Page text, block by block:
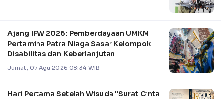
Ajang IFW 2026: Pemberdayaan UMKM
Pertamina Patra Niaga Sasar Kelompok
Disabilitas dan Keberlanjutan
Jumat, 07 Agu 2026 08:34 WIB
Hari Pertama Setelah Wisuda "Surat Cinta